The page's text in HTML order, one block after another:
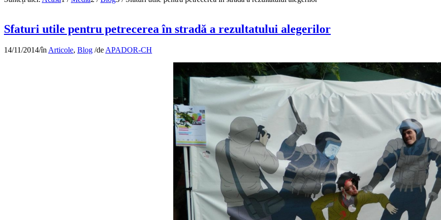
Sfaturi utile pentru petrecerea în stradă a rezultatului alegerilor
14/11/2014/în Articole, Blog /de APADOR-CH